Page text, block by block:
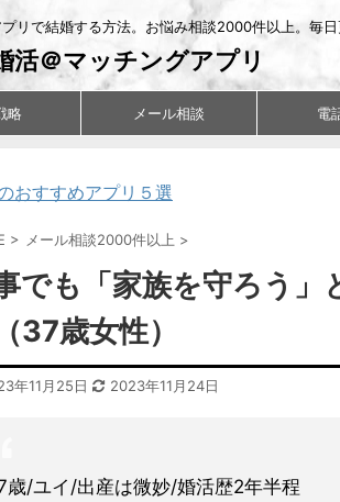
リで結婚する方法。お悩み相談2000件以上。毎日
活＠マッチングアプリ
略 メール相談 電
おすすめアプリ５選
> メール相談2000件以上 >
でも「家族を守ろう」
37歳女性）
年11月25日 2023年11月24日
歳/ユイ/出産は微妙/婚活歴2年半程